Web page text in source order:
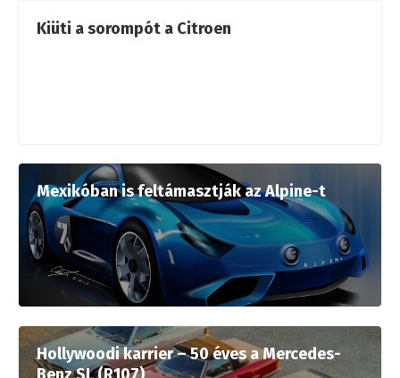
Kiüti a sorompót a Citroen
Mexikóban is feltámasztják az Alpine-t
Hollywoodi karrier – 50 éves a Mercedes-